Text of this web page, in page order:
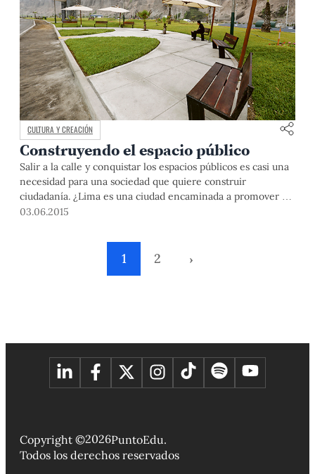
CULTURA Y CREACIÓN
Construyendo el espacio público
Salir a la calle y conquistar los espacios públicos es casi una
necesidad para una sociedad que quiere construir
ciudadanía. ¿Lima es una ciudad encaminada a promover y
revalorizar la construcción de estos lugares de encuentro y
03.06.2015
1 2 ›
Copyright ©2026PuntoEdu.
Todos los derechos reservados